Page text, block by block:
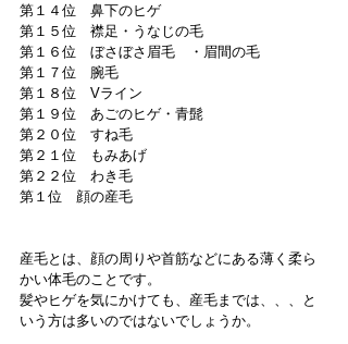
第１４位　鼻下のヒゲ
第１５位　襟足・うなじの毛
第１６位　ぼさぼさ眉毛　・眉間の毛
第１７位　腕毛
第１８位　Vライン
第１９位　あごのヒゲ・青髭
第２０位　すね毛
第２１位　もみあげ
第２２位　わき毛
第１位　顔の産毛
産毛とは、顔の周りや首筋などにある薄く柔ら
かい体毛のことです。
髪やヒゲを気にかけても、産毛までは、、、と
いう方は多いのではないでしょうか。